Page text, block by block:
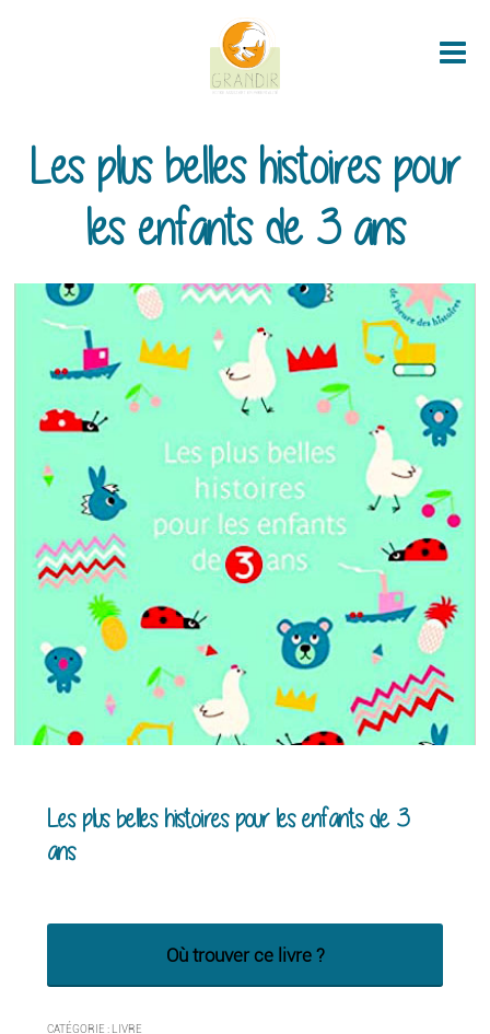
Les plus belles histoires pour
les enfants de 3 ans
Les plus belles histoires pour les enfants de 3
ans
Où trouver ce livre ?
CATÉGORIE :
LIVRE